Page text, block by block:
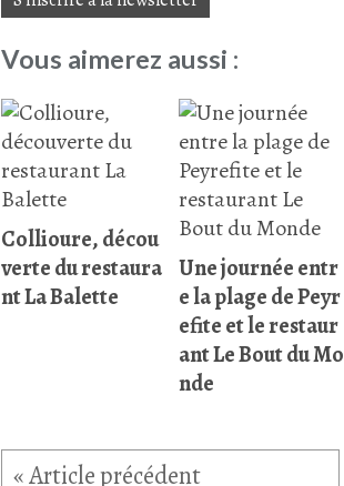
Vous aimerez aussi :
Collioure, décou
verte du restaura
nt La Balette
Une journée entr
e la plage de Peyr
efite et le restaur
ant Le Bout du Mo
nde